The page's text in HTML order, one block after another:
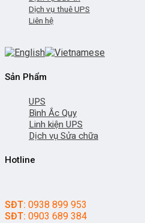
Dịch vụ thuê UPS
Liên hệ
Sản Phẩm
UPS
Bình Ắc Quy
Linh kiện UPS
Dịch vụ Sửa chữa
Hotline
SĐT: 0938 899 953
SĐT: 0903 689 384